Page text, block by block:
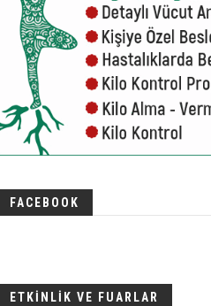
FACEBOOK
ETKİNLİK VE FUARLAR